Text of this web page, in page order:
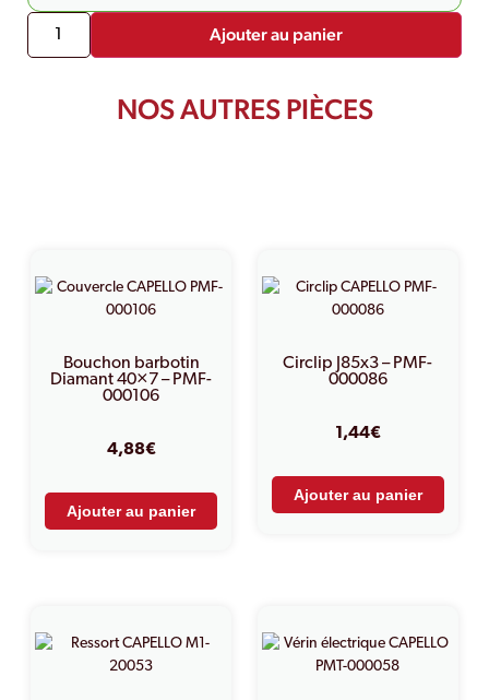
Ajouter au panier
NOS AUTRES PIÈCES
Bouchon barbotin
Diamant 40×7 – PMF-
000106
4,88€
Ajouter au panier
Circlip J85x3 – PMF-
000086
1,44€
Ajouter au panier